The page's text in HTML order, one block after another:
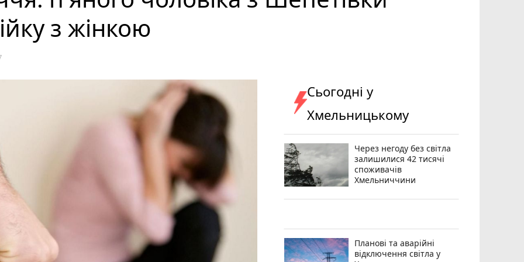
з жінкою
Сьогодні у
Хмельницькому
Через негоду без світла
залишилися 42 тисячі
споживачів
Хмельниччини
Планові та аварійні
відключення світла у